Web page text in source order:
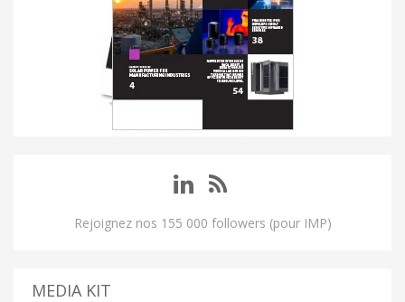
Rejoignez nos 155 000 followers (pour IMP)
MEDIA KIT